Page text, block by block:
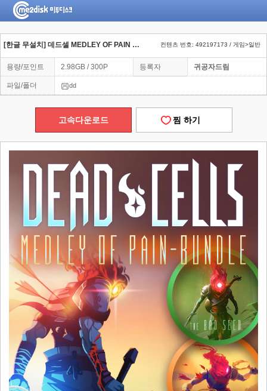
[한글 무설치] 데드셀 MEDLEY OF PAIN BUNDLE 컨텐츠 번호: 492197173 / 게임>일반
용량/포인트 2.98GB / 300P 등록자 귀공자드림
파일/폴더 dd
고속다운로드 찜 하기